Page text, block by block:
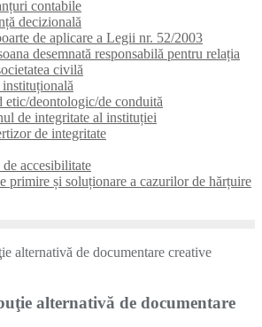
contabile
decizională
de aplicare a Legii nr. 52/2003
desemnată responsabilă pentru relația
civilă
etic/deontologic/de conduită
de integritate al instituției
de integritate
accesibilitate
primire și soluționare a cazurilor de hărțuire
alternativă de documentare